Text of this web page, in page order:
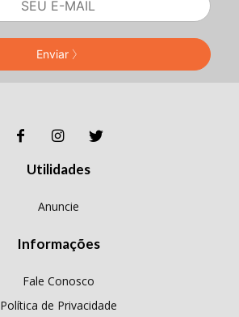
Enviar
Utilidades
Anuncie
Informações
Fale Conosco
Política de Privacidade